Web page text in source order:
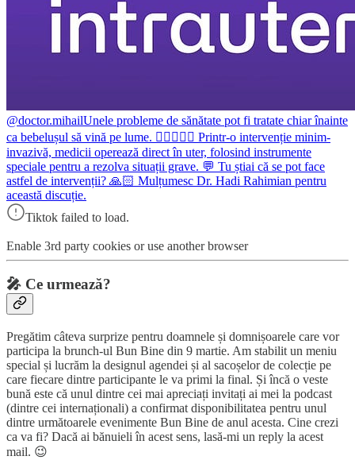
@doctor.mihailUnele probleme de sănătate pot fi tratate chiar înainte
ca bebelușul să vină pe lume. ☝🏻👨🏼‍⚕️ Printr-o intervenție minim-
invazivă, medicii operează direct în uter, folosind instrumente
speciale pentru a rezolva situații grave. 💬 Tu știai că se pot face
astfel de intervenții? 🙏🏻 Mulțumesc Dr. Hadi Rahimian pentru
această discuție.
Tiktok failed to load.
Enable 3rd party cookies or use another browser
🎤 Ce urmează?
Pregătim câteva surprize pentru doamnele și domnișoarele care vor
participa la brunch-ul Bun Bine din 9 martie. Am stabilit un meniu
special și lucrăm la designul agendei și al sacoșelor de colecție pe
care fiecare dintre participante le va primi la final. Și încă o veste
bună este că unul dintre cei mai apreciați invitați ai mei la podcast
(dintre cei internaționali) a confirmat disponibilitatea pentru unul
dintre următoarele evenimente Bun Bine de anul acesta. Cine crezi
ca va fi? Dacă ai bănuieli în acest sens, lasă-mi un reply la acest
mail. 😉